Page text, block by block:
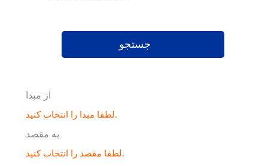
جستجو
از مبدا
لطفا مبدا را انتخاب کنید.
به مقصد
لطفا مقصد را انتخاب کنید.